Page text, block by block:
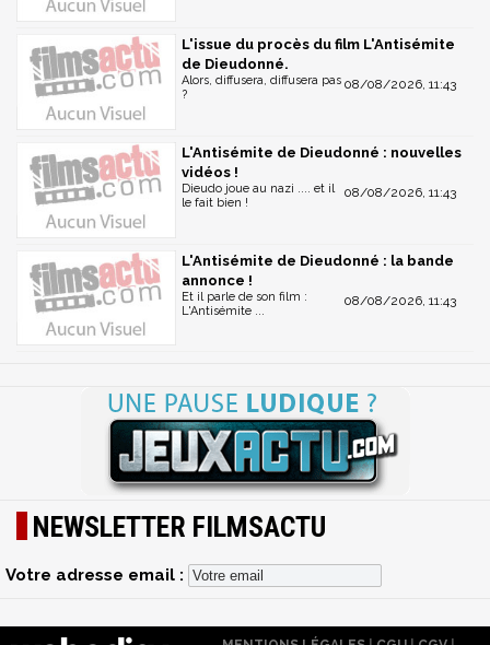
L'issue du procès du film L'Antisémite
de Dieudonné.
08/08/2026, 11:43
Alors, diffusera, diffusera pas
?
L'Antisémite de Dieudonné : nouvelles
vidéos !
08/08/2026, 11:43
Dieudo joue au nazi .... et il
le fait bien !
L'Antisémite de Dieudonné : la bande
annonce !
08/08/2026, 11:43
Et il parle de son film :
L'Antisémite ...
NEWSLETTER FILMSACTU
Votre adresse email :